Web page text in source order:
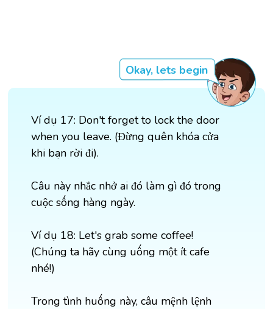
Okay, lets begin
Ví dụ 17: Don't forget to lock the door
when you leave. (Đừng quên khóa cửa
khi bạn rời đi).
Câu này nhắc nhở ai đó làm gì đó trong
cuộc sống hàng ngày.
Ví dụ 18: Let's grab some coffee!
(Chúng ta hãy cùng uống một ít cafe
nhé!)
Trong tình huống này, câu mệnh lệnh